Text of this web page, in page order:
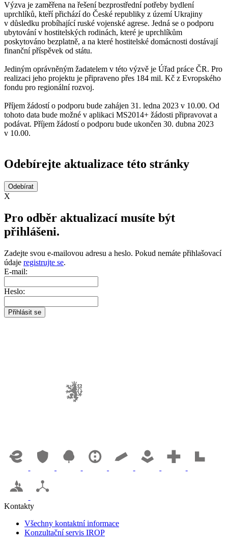
Výzva je zaměřena na řešení bezprostřední potřeby bydlení
uprchlíků, kteří přichází do České republiky z území Ukrajiny
v důsledku probíhající ruské vojenské agrese. Jedná se o podporu
ubytování v hostitelských rodinách, které je uprchlíkům
poskytováno bezplatně, a na které hostitelské domácnosti dostávají
finanční příspěvek od státu.
Jediným oprávněným žadatelem v této výzvě je Úřad práce ČR. Pro
realizaci jeho projektu je připraveno přes 184 mil. Kč z Evropského
fondu pro regionální rozvoj.
Příjem žádostí o podporu bude zahájen 31. ledna 2023 v 10.00. Od
tohoto data bude možné v aplikaci MS2014+ žádosti připravovat a
podávat. Příjem žádostí o podporu bude ukončen 30. dubna 2023
v 10.00.
Odebírejte aktualizace této stránky
X
Pro odběr aktualizací musíte být
přihlášeni.
Zadejte svou e-mailovou adresu a heslo. Pokud nemáte přihlašovací
údaje registrujte se.
E-mail:
Heslo:
Kontakty
Všechny kontaktní informace
Konzultační servis IROP